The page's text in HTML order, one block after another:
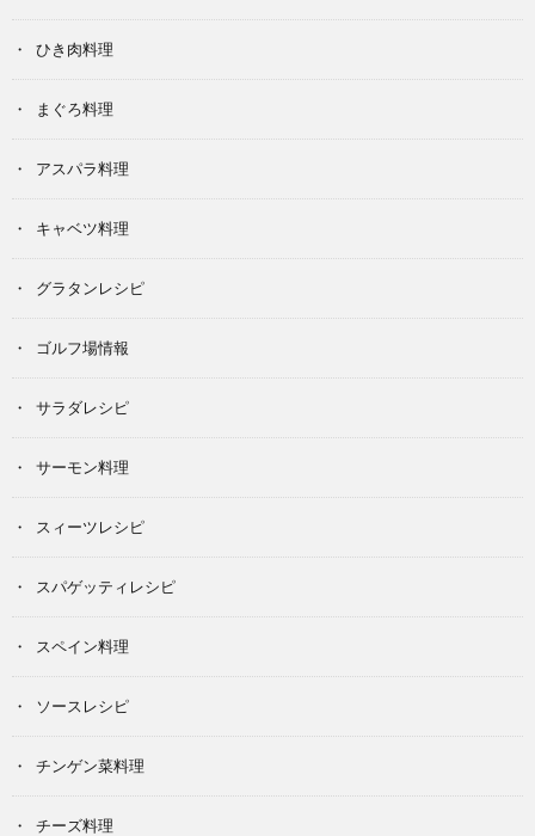
ひき肉料理
まぐろ料理
アスパラ料理
キャベツ料理
グラタンレシピ
ゴルフ場情報
サラダレシピ
サーモン料理
スィーツレシピ
スパゲッティレシピ
スペイン料理
ソースレシピ
チンゲン菜料理
チーズ料理